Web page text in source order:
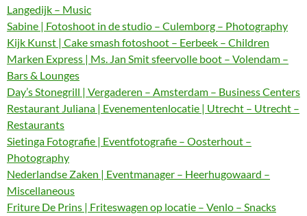
Langedijk – Music
Sabine | Fotoshoot in de studio – Culemborg – Photography
Kijk Kunst | Cake smash fotoshoot – Eerbeek – Children
Marken Express | Ms. Jan Smit sfeervolle boot – Volendam –
Bars & Lounges
Day’s Stonegrill | Vergaderen – Amsterdam – Business Centers
Restaurant Juliana | Evenementenlocatie | Utrecht – Utrecht –
Restaurants
Sietinga Fotografie | Eventfotografie – Oosterhout –
Photography
Nederlandse Zaken | Eventmanager – Heerhugowaard –
Miscellaneous
Friture De Prins | Friteswagen op locatie – Venlo – Snacks